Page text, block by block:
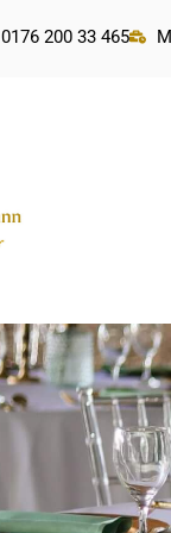
0176 200 33 465